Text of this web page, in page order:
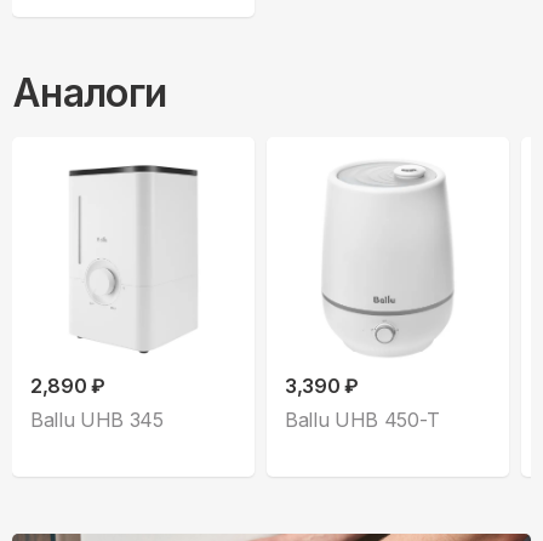
Аналоги
2,890 ₽
Ballu UHB 345
3,390 ₽
Ballu UHB 450-T